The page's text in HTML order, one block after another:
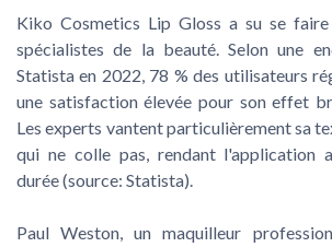
Kiko Cosmetics Lip Gloss a su se
spécialistes de la beauté. Selon une
Statista en 2022, 78 % des utilisateurs
une satisfaction élevée pour son effet
Les experts vantent particulièrement sa
qui ne colle pas, rendant l'application
durée (source: Statista).
Paul Weston, un maquilleur